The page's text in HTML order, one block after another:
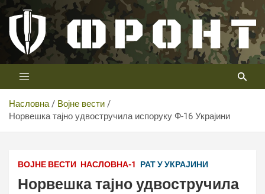
Скип
цонтент
Телевизија ФРОНТ
Први војни канал у Србији
Насловна
Војне вести
Норвешка тајно удвостручила испоруку Ф-16 Украјини
ВОЈНЕ ВЕСТИ НАСЛОВНА-1 РАТ У УКРАЈИНИ
Норвешка тајно удвостручила